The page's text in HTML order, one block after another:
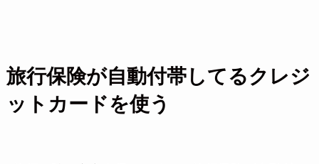
旅行保険が自動付帯してるクレジ
ットカードを使う